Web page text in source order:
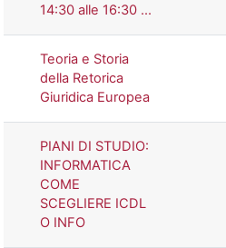
14:30 alle 16:30 ...
Teoria e Storia
della Retorica
Giuridica Europea
PIANI DI STUDIO:
INFORMATICA
COME
SCEGLIERE ICDL
O INFO